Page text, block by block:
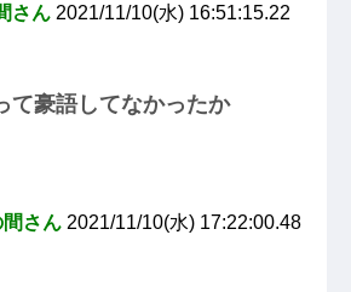
さん 2021/11/10(水) 16:51:15.22
て豪語してなかったか
さん 2021/11/10(水) 17:22:00.48